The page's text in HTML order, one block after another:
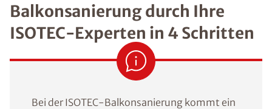
Balkonsanierung durch Ihre
ISOTEC-Experten in 4 Schritten
Bei der ISOTEC-Balkonsanierung kommt ein